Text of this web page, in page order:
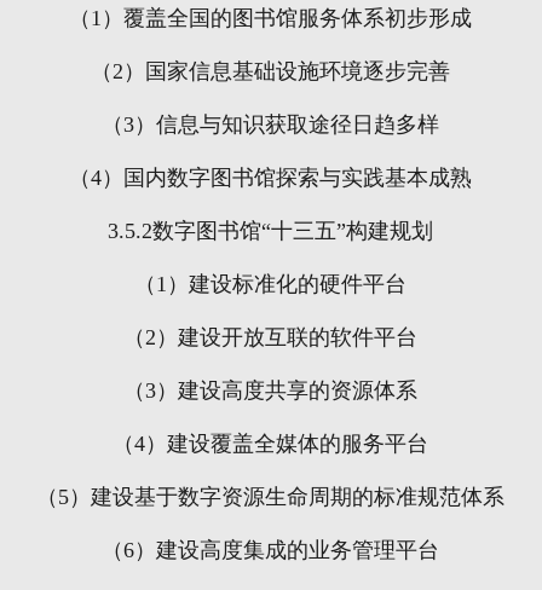
（ 1 ）覆盖全国的图书馆服务体系初步形成
（2 ）国家信息基础设施环境逐步完善
（3）信息与知识获取途径日趋多样
（4）国内数字图书馆探索与实践基本成熟
3.5.2数字图书馆“十三五”构建规划
（ 1 ）建设标准化的硬件平台
（2 ）建设开放互联的软件平台
（3）建设高度共享的资源体系
（4）建设覆盖全媒体的服务平台
（ 5）建设基于数字资源生命周期的标准规范体系
（6）建设高度集成的业务管理平台